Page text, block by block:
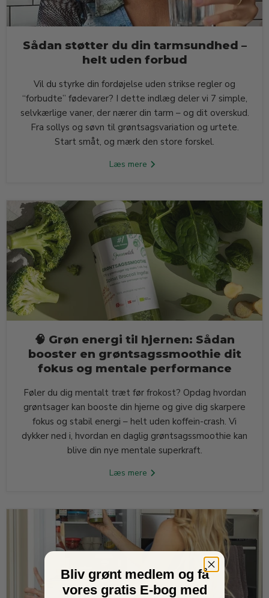
Sådan støtter du din tarmsundhed –
helt uden forbud
Vil du styrke din fordøjelse uden strikse regler og
“forbudte” fødevarer? I dette indlæg deler vi 7 simple,
selvkærlige vaner, der nærer din tarm – og dit overskud.
Fra sollys og søvn til grøntsagsvariation og urtete.
Start småt, og mærk den store forskel.
Læs mere
🧠 Grøn energi til hjernen: Sådan
booster en grøntsagssmoothie dit
fokus og mentale performance
Føler du dig mentalt træt før frokost? Opdag hvordan
grøntsager kan booste din hjerne og give dig skarpere
fokus og stabil energi – helt uden koffein-crash. Vi
dykker ned i, hvordan en daglig grøntsagssmoothie kan
blive din nye mentale superkraft.
Læs mere
Bliv grønt medlem og få
vores gratis E-bog med